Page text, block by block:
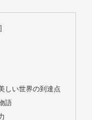
しい世界の到達点
語